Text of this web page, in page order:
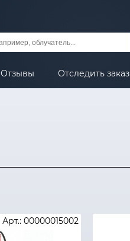
Отзывы Отследить заказ
Арт.: 00000015002